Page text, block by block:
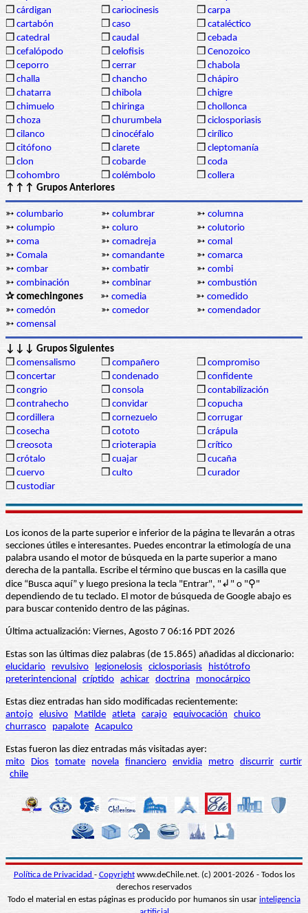
❒ cárdigan ❒ cariocinesis ❒ carpa
❒ cartabón ❒ caso ❒ cataléctico
❒ catedral ❒ caudal ❒ cebada
❒ cefalópodo ❒ celofisis ❒ Cenozoico
❒ ceporro ❒ cerrar ❒ chabola
❒ challa ❒ chancho ❒ chápiro
❒ chatarra ❒ chibola ❒ chigre
❒ chimuelo ❒ chiringa ❒ chollonca
❒ choza ❒ churumbela ❒ ciclosporiasis
❒ cilanco ❒ cinocéfalo ❒ cirílico
❒ citófono ❒ clarete ❒ cleptomanía
❒ clon ❒ cobarde ❒ coda
❒ cohombro ❒ colémbolo ❒ collera
↑↑↑ Grupos Anteriores
➳ columbario ➳ columbrar ➳ columna
➳ columpio ➳ coluro ➳ colutorio
➳ coma ➳ comadreja ➳ comal
➳ Comala ➳ comandante ➳ comarca
➳ combar ➳ combatir ➳ combi
➳ combinación ➳ combinar ➳ combustión
✰ comechingones
➳ comedia ➳ comedido
➳ comedón ➳ comedor ➳ comendador
➳ comensal
↓↓↓ Grupos Siguientes
❒ comensalismo ❒ compañero ❒ compromiso
❒ concertar ❒ condenado ❒ confidente
❒ congrio ❒ consola ❒ contabilización
❒ contrahecho ❒ convidar ❒ copucha
❒ cordillera ❒ cornezuelo ❒ corrugar
❒ cosecha ❒ cototo ❒ crápula
❒ creosota ❒ crioterapia ❒ crítico
❒ crótalo ❒ cuajar ❒ cucaña
❒ cuervo ❒ culto ❒ curador
❒ custodiar
Los iconos de la parte superior e inferior de la página te llevarán a otras
secciones útiles e interesantes. Puedes encontrar la etimología de una
palabra usando el motor de búsqueda en la parte superior a mano
derecha de la pantalla. Escribe el término que buscas en la casilla que
dice “Busca aquí” y luego presiona la tecla "Entrar", "↲" o "⚲"
dependiendo de tu teclado. El motor de búsqueda de Google abajo es
para buscar contenido dentro de las páginas.
Última actualización: Viernes, Agosto 7 06:16 PDT 2026
Estas son las últimas diez palabras (de 15.865) añadidas al diccionario:
elucidario
revulsivo legionelosis ciclosporiasis
histótrofo
preterintencional críptido achicar doctrina monocárpico
Estas diez entradas han sido modificadas recientemente:
antojo elusivo Matilde atleta carajo equivocación
chuico
churrasco
papalote Acapulco
Estas fueron las diez entradas más visitadas ayer:
mito
Dios tomate novela financiero envidia metro discurrir curtir
chile
Política de Privacidad - Copyrightwww.deChile.net. (c) 2001-2026 - Todos los
derechos reservados
Todo el material en estas páginas es producido por humanos sin usar inteligencia